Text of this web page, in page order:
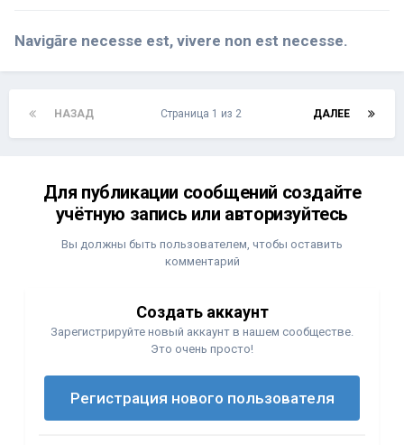
Navigāre necesse est, vivere non est necesse.
НАЗАД ДАЛЕЕ
Страница 1 из 2
Для публикации сообщений создайте
учётную запись или авторизуйтесь
Вы должны быть пользователем, чтобы оставить
комментарий
Создать аккаунт
Зарегистрируйте новый аккаунт в нашем сообществе.
Это очень просто!
Регистрация нового пользователя